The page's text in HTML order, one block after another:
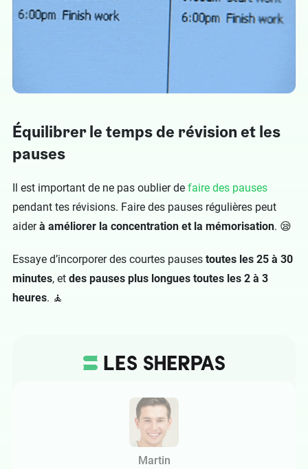
Équilibrer le temps de révision et les
pauses
Il est important de ne pas oublier de faire des pauses
pendant tes révisions. Faire des pauses régulières peut
aiderà améliorer la concentration et la mémorisation. 😪
Essaye d’incorporer des courtes pauses toutes les 25 à 30
minutes, et des pauses plus longues toutes les 2 à 3
heures. 🧘
Martin